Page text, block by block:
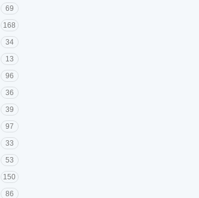
69
168
34
13
96
36
39
97
33
53
150
86